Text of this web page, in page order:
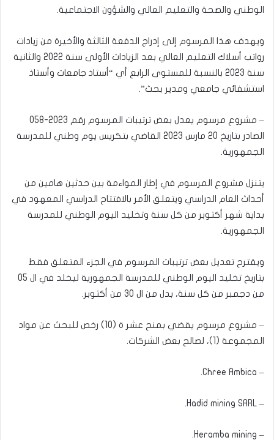
الوطني والصحة والتعليم العالي والشؤون الاجتماعية.
ويهدف هذا المرسوم إلى إدراج الدفعة الثالثة والأخيرة من زيادات
رواتب أسلاك التعليم العالي بعد الزيادات الأولى سنة 2022 والثانية
سنة 2023 بالنسبة للمستوى الرابع أي “أستاذ جامعات وأستاذ
استشفائي جامعي ومدير بحث”.
– مشروع مرسوم يعدل بعض ترتيبات المرسوم رقم 2023-058
الصادر بتاريخ 20 مارس 2023 القاضي بتكريس يوم وطني للمدرسة
الجمهورية.
يتنزل مشروع المرسوم في إطار المواءمة بين حدثين هامين من
أحداث العام الدراسي ويتعلق الأمر بالافتتاح الدراسي المعهود في
بداية شهر أكتوبر من كل سنة وتخليد اليوم الوطني للمدرسة
الجمهورية.
ويقترح تعديل بعض ترتيبات المرسوم في الجزء المتعلق فقط
بتاريخ تخليد اليوم الوطني للمدرسة الجمهورية ليخلد في ال 05
من دجمبر من كل سنة، بدل من ال 30 من أكتوبر.
– مشروع مرسوم يقضي بمنح عشر ة (10) رخص للبحث عن مواد
المجموعة (1)، لصالح بعض الشركات.
– Chree Ambica.
– Hadid mining SARL.
– Heramba mining.